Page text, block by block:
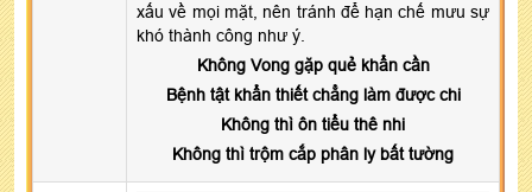
xấu về mọi mặt, nên tránh để hạn chế mưu sự
khó thành công như ý.
Không Vong gặp quẻ khẩn cần
Bệnh tật khẩn thiết chẳng làm được chi
Không thì ôn tiểu thê nhi
Không thì trộm cắp phân ly bất tường